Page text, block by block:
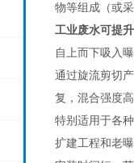
物等组成（或
工业废水可提
自上而下吸入
通过旋流剪切
复，混合强度
特别适用于各
扩建工程和老